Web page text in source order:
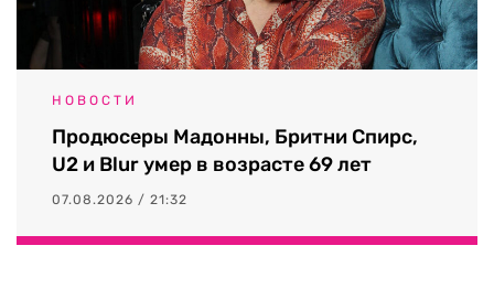
НОВОСТИ
Продюсеры Мадонны, Бритни Спирс,
U2 и Blur умер в возрасте 69 лет
07.08.2026 / 21:32